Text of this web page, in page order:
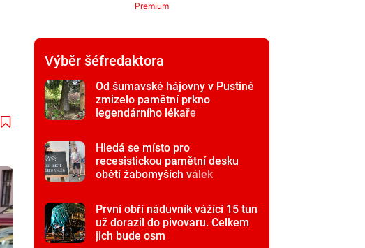
Premium
Výběr šéfredaktora
Od šumavské hájovny v Pustině
zmizelo pamětní prkno
legendárního lékaře
Hledá se místo pro
recesistickou pamětní desku
obětí žabomyších válek
První obří náduvník vážící 15 tun
už dorazil do pivovaru. Celkem
jich bude osm